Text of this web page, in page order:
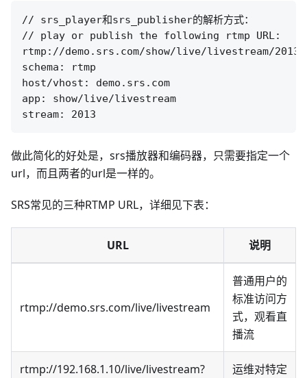
// srs_player和srs_publisher的解析方式：
// play or publish the following rtmp URL:
rtmp://demo.srs.com/show/live/livestream/2013
schema: rtmp
host/vhost: demo.srs.com
app: show/live/livestream
做此简化的好处是，srs播放器和编码器，只需要指定一个
url，而且两者的url是一样的。
SRS常见的三种RTMP URL，详细见下表：
URL 说明
rtmp://demo.srs.com/live/livestream
普通用户的
标准访问方
式，观看直
播流
rtmp://192.168.1.10/live/livestream?
运维对特定